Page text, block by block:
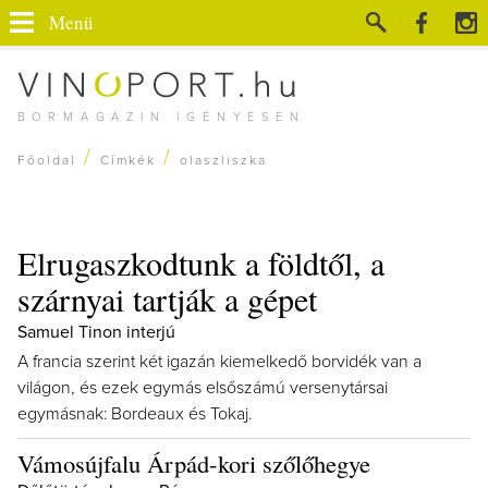
BORMAGAZIN IGÉNYESEN
Menü
Főoldal / Címkék / olaszliszka
Elrugaszkodtunk a földtől, a
szárnyai tartják a gépet
Samuel Tinon interjú
A francia szerint két igazán kiemelkedő borvidék van a
világon, és ezek egymás elsőszámú versenytársai
egymásnak: Bordeaux és Tokaj.
Vámosújfalu Árpád-kori szőlőhegye